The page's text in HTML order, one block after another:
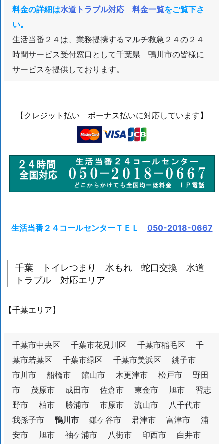
料金の詳細は水道トラブル対応 料金一覧をご覧下さ
い。
生活当番２４は、業務提携するマルチ救急２４の２４
時間サービス受付窓口として千葉県 鴨川市の皆様に
サービスを提供しております。
【クレジット払い ボーナス払いに対応しています】
生活当番２４コールセンターＴＥＬ 050-2018-0667
千葉 トイレつまり 水もれ 蛇口交換 水道
トラブル 対応エリア
【千葉エリア】
千葉市中央区 千葉市花見川区 千葉市稲毛区 千
葉市若葉区 千葉市緑区 千葉市美浜区 銚子市
市川市 船橋市 館山市 木更津市 松戸市 野田
市 茂原市 成田市 佐倉市 東金市 旭市 習志
野市 柏市 勝浦市 市原市 流山市 八千代市
我孫子市 鴨川市 鎌ケ谷市 君津市 富津市 浦
安市 旭市 袖ケ浦市 八街市 印西市 白井市